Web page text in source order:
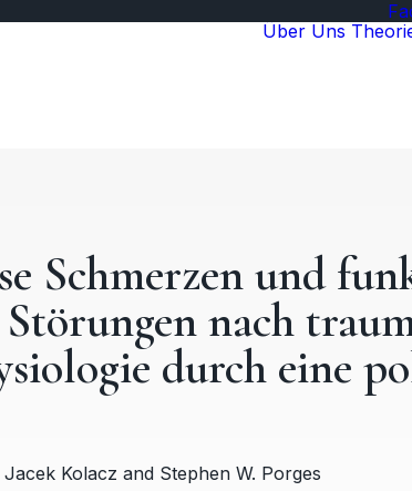
Über Uns
Schmerzen und
nach
durch eine
Kolacz and Stephen W. Porges